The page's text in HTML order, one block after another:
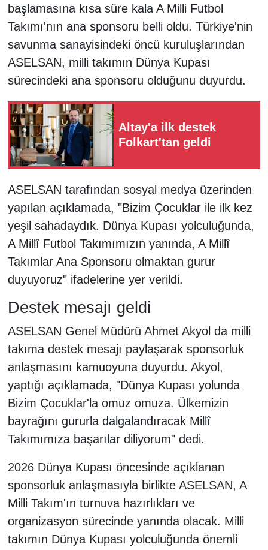
başlamasına kısa süre kala A Milli Futbol
Takımı'nın ana sponsoru belli oldu. Türkiye'nin
savunma sanayisindeki öncü kuruluşlarından
ASELSAN, milli takımın Dünya Kupası
sürecindeki ana sponsoru olduğunu duyurdu.
Altay'a ilk destek
Folkart'tan geldi
ASELSAN tarafından sosyal medya üzerinden
yapılan açıklamada, "Bizim Çocuklar ile ilk kez
yeşil sahadaydık. Dünya Kupası yolculuğunda,
A Millî Futbol Takımımızın yanında, A Millî
Takımlar Ana Sponsoru olmaktan gurur
duyuyoruz" ifadelerine yer verildi.
Destek mesajı geldi
ASELSAN Genel Müdürü Ahmet Akyol da milli
takıma destek mesajı paylaşarak sponsorluk
anlaşmasını kamuoyuna duyurdu. Akyol,
yaptığı açıklamada, "Dünya Kupası yolunda
Bizim Çocuklar'la omuz omuza. Ülkemizin
bayrağını gururla dalgalandıracak Millî
Takımımıza başarılar diliyorum" dedi.
2026 Dünya Kupası öncesinde açıklanan
sponsorluk anlaşmasıyla birlikte ASELSAN, A
Milli Takım'ın turnuva hazırlıkları ve
organizasyon sürecinde yanında olacak. Milli
takımın Dünya Kupası yolculuğunda önemli